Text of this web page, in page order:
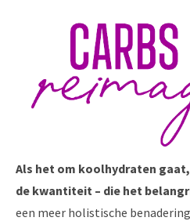
Als het om koolhydraten
de kwantiteit – die het
een meer holistische